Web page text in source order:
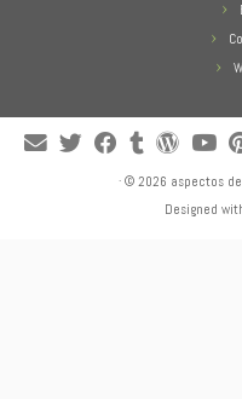
· © 2026 aspectos
Designed